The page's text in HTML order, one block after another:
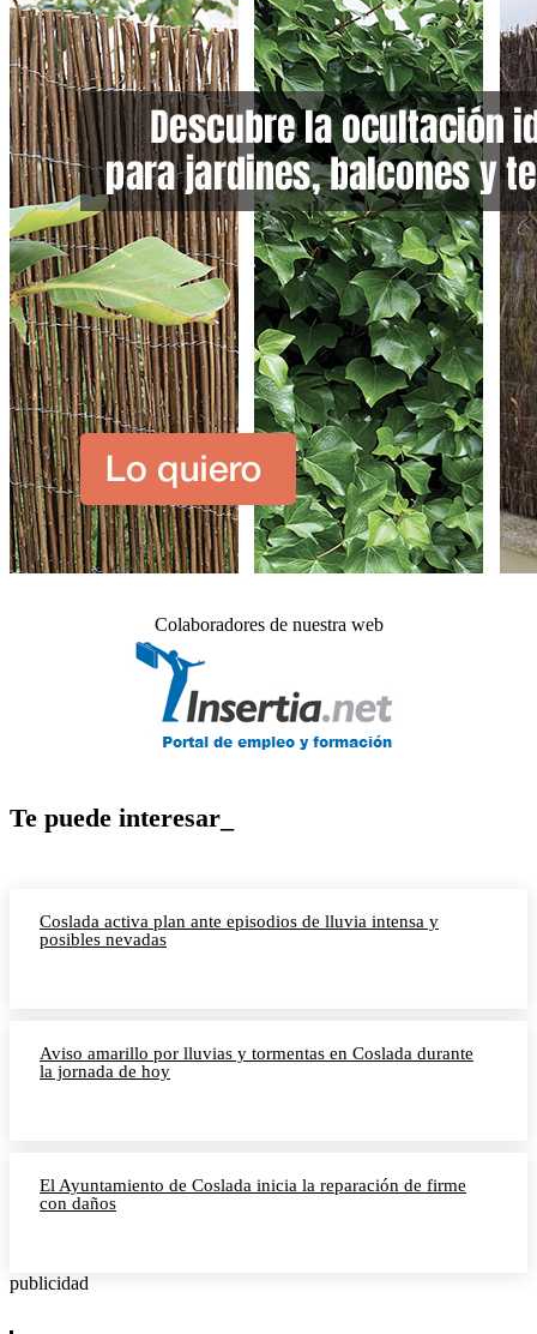
Colaboradores de nuestra web
Te puede interesar_
Coslada activa plan ante episodios de lluvia intensa y
posibles nevadas
Aviso amarillo por lluvias y tormentas en Coslada durante
la jornada de hoy
El Ayuntamiento de Coslada inicia la reparación de firme
con daños
publicidad